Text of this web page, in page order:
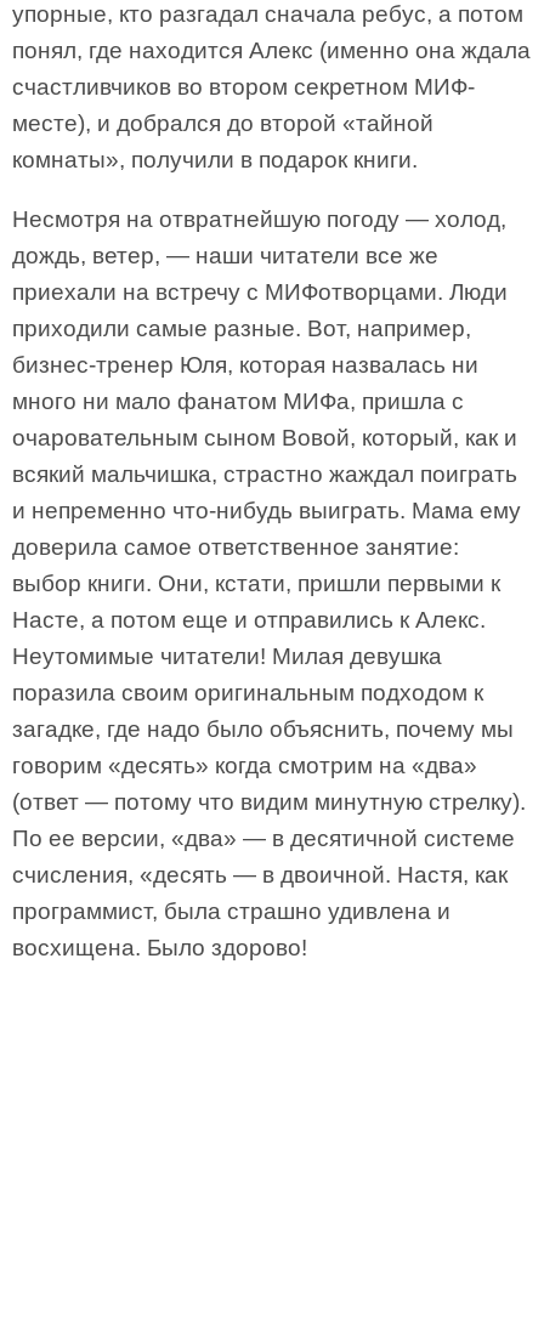
упорные, кто разгадал сначала ребус, а потом
понял, где находится Алекс (именно она ждала
счастливчиков во втором секретном МИФ-
месте), и добрался до второй «тайной
комнаты», получили в подарок книги.
Несмотря на отвратнейшую погоду — холод,
дождь, ветер, — наши читатели все же
приехали на встречу с МИФотворцами. Люди
приходили самые разные. Вот, например,
бизнес-тренер Юля, которая назвалась ни
много ни мало фанатом МИФа, пришла с
очаровательным сыном Вовой, который, как и
всякий мальчишка, страстно жаждал поиграть
и непременно что-нибудь выиграть. Мама ему
доверила самое ответственное занятие:
выбор книги. Они, кстати, пришли первыми к
Насте, а потом еще и отправились к Алекс.
Неутомимые читатели! Милая девушка
поразила своим оригинальным подходом к
загадке, где надо было объяснить, почему мы
говорим «десять» когда смотрим на «два»
(ответ — потому что видим минутную стрелку).
По ее версии, «два» — в десятичной системе
счисления, «десять — в двоичной. Настя, как
программист, была страшно удивлена и
восхищена. Было здорово!